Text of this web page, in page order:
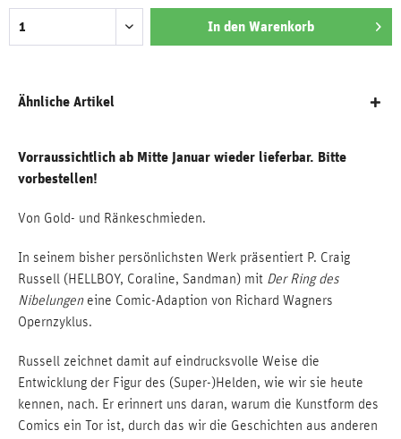
In den Warenkorb
Ähnliche Artikel
Vorraussichtlich ab Mitte Januar wieder lieferbar. Bitte
vorbestellen!
Von Gold- und Ränkeschmieden.
In seinem bisher persönlichsten Werk präsentiert P. Craig
Russell (HELLBOY, Coraline, Sandman) mit Der Ring des
Nibelungeneine Comic-Adaption von Richard Wagners
Opernzyklus.
Russell zeichnet damit auf eindrucksvolle Weise die
Entwicklung der Figur des (Super-)Helden, wie wir sie heute
kennen, nach. Er erinnert uns daran, warum die Kunstform des
Comics ein Tor ist, durch das wir die Geschichten aus anderen